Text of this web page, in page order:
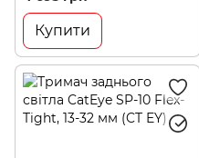
(SD19820)
Купити